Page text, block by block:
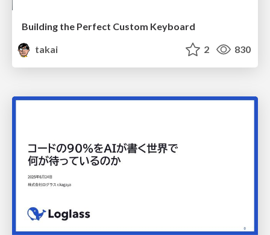
Building the Perfect Custom Keyboard
takai
2 830